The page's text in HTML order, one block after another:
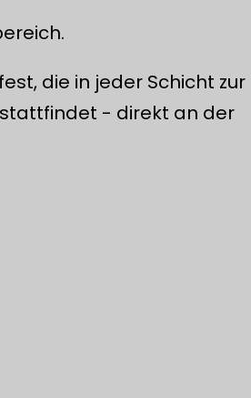
die in jeder Schicht zur
stattfindet - direkt an der